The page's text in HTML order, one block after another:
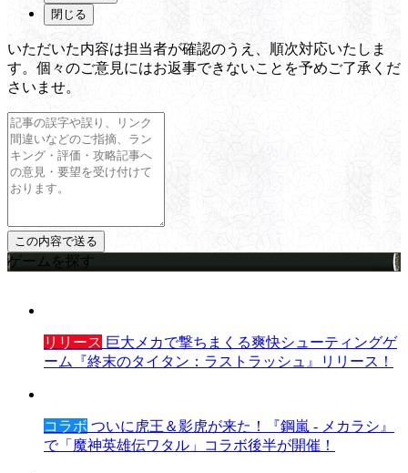
閉じる
いただいた内容は担当者が確認のうえ、順次対応いたしま
す。個々のご意見にはお返事できないことを予めご了承くだ
さいませ。
ゲームを探す
リリース 巨大メカで撃ちまくる爽快シューティングゲ
ーム『終末のタイタン：ラストラッシュ』リリース！
コラボ ついに虎王＆影虎が来た！『鋼嵐 - メカラシ』
で「魔神英雄伝ワタル」コラボ後半が開催！